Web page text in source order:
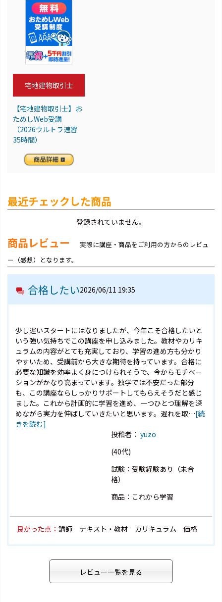
宅地建物取引士
【宅地建物取引士】お
ためしWeb受講
（2026ウルトラ速習
35時間）
最近チェックした商品
登録されていません。
商品レビュー
実際に講座・商品をご利用の方からのレビュ
ー（感想）となります。
合格したい2026/06/11 19:35
少し遅いスタートにはなりましたが、今年こそ合格したいと
いう強い気持ちでこの講座を申し込みました。教材やカリキ
ュラムの内容がとても充実しており、学習の進め方も分かり
やすいため、受講前から大きな期待を持っています。合格に
必要な知識を効率よく身につけられそうで、今からモチベー
ションがかなり高まっています。独学では不安だった部分
も、この講座ならしっかりサポートしてもらえそうだと感じ
ました。これから計画的に学習を進め、一つひとつ理解を深
めながら実力を伸ばしていきたいと思います。遅れを取…[続
きを読む]
投稿者： yuzo
(40代)
試験：受験経験あり（未合
格）
商品：これから学習
良かった点： 講師 テキスト・教材 カリキュラム 価格
レビュー一覧を見る